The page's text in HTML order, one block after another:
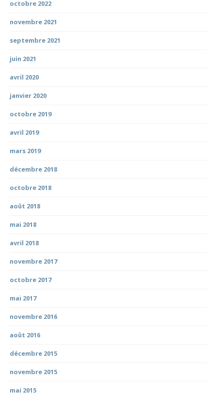
octobre 2022
novembre 2021
septembre 2021
juin 2021
avril 2020
janvier 2020
octobre 2019
avril 2019
mars 2019
décembre 2018
octobre 2018
août 2018
mai 2018
avril 2018
novembre 2017
octobre 2017
mai 2017
novembre 2016
août 2016
décembre 2015
novembre 2015
mai 2015